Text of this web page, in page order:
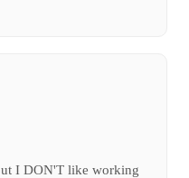
I DON'T like working